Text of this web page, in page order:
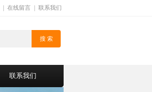
在线留言 联系我们
联系我们